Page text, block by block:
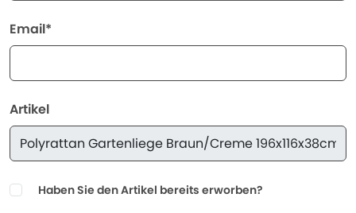
Email*
Artikel
Haben Sie den Artikel bereits erworben?